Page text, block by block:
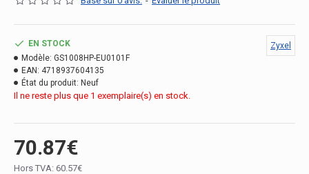
70.87€
Hors TVA: 60.57€
EN STOCK
Modèle: GS1008HP-EU0101F
EAN: 4718937604135
État du produit: Neuf
Zyxel
Il ne reste plus que 1 exemplaire(s) en stock.